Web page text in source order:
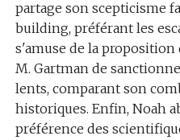
partage son scepticisme
building, préférant les
s'amuse de la
M. Gartman de
lents, comparant son
historiques. Enfin, Noah
préférence des